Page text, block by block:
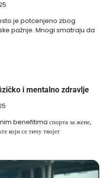
je potcenjeno zbog
pažnje. Mnogi smatraju da
i mentalno zdravlje
benefitima спорта за жене,
који се тичу твојег